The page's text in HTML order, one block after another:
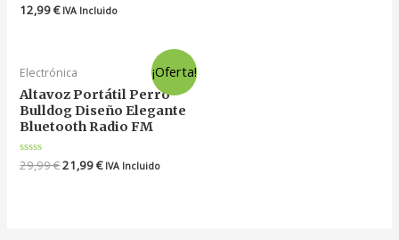
Valorado
en
12,99€ IVA Incluido
¡Oferta!
Electrónica
Altavoz Portátil Perro
Bulldog Diseño Elegante
Bluetooth Radio FM
Valorado
en
29,99€21,99€ IVA Incluido